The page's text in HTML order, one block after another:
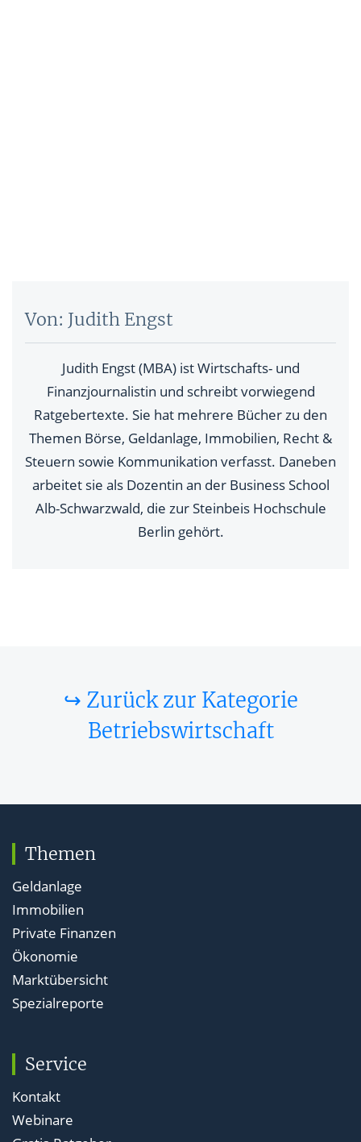
Von: Judith Engst
Judith Engst (MBA) ist Wirtschafts- und
Finanzjournalistin und schreibt vorwiegend
Ratgebertexte. Sie hat mehrere Bücher zu den
Themen Börse, Geldanlage, Immobilien, Recht &
Steuern sowie Kommunikation verfasst. Daneben
arbeitet sie als Dozentin an der Business School
Alb-Schwarzwald, die zur Steinbeis Hochschule
Berlin gehört.
↪ Zurück zur Kategorie
Betriebswirtschaft
Themen
Geldanlage
Immobilien
Private Finanzen
Ökonomie
Marktübersicht
Spezialreporte
Service
Kontakt
Webinare